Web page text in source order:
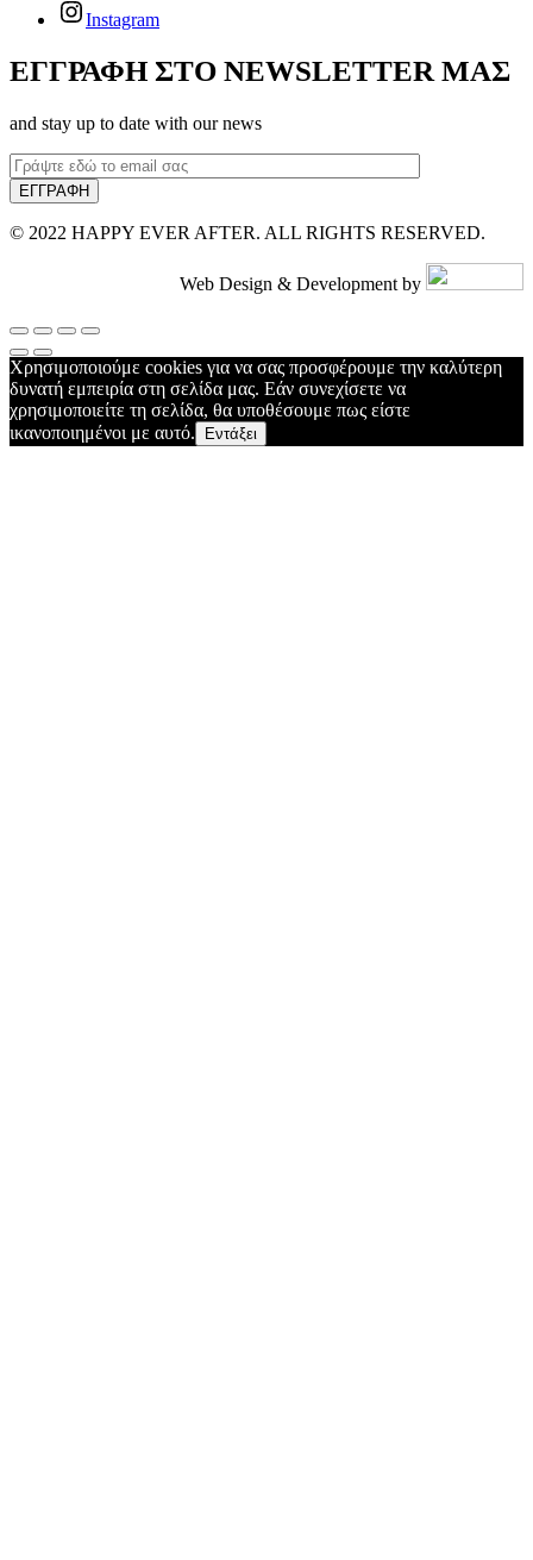
Instagram
ΕΓΓΡΑΦΗ ΣΤΟ NEWSLETTER ΜΑΣ
and stay up to date with our news
© 2022 HAPPY EVER AFTER. ALL RIGHTS RESERVED.
Web Design & Development by
Χρησιμοποιούμε cookies για να σας προσφέρουμε την καλύτερη
δυνατή εμπειρία στη σελίδα μας. Εάν συνεχίσετε να
χρησιμοποιείτε τη σελίδα, θα υποθέσουμε πως είστε
ικανοποιημένοι με αυτό.
Εντάξει